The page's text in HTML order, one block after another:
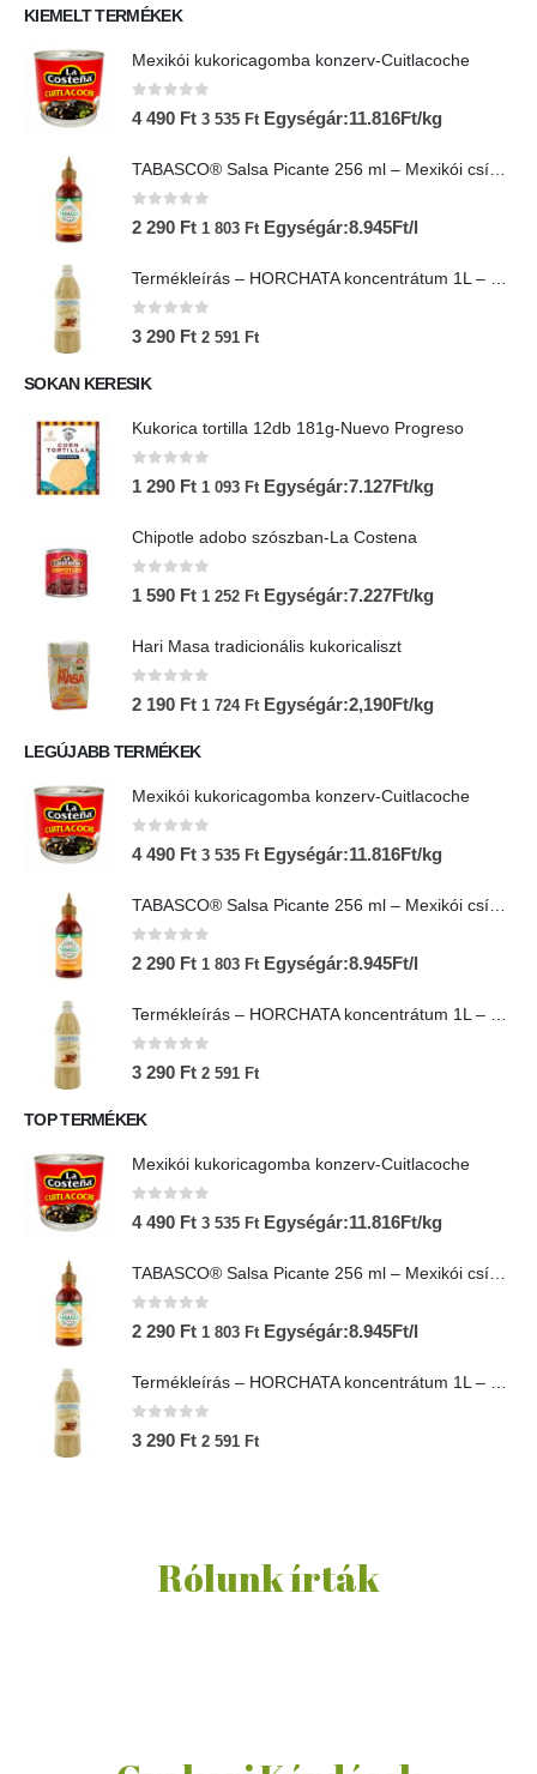
KIEMELT TERMÉKEK
Mexikói kukoricagomba konzerv-Cuitlacoche
0 az 5-ből
4 490 Ft 3 535 Ft Egységár:11.816Ft/kg
TABASCO® Salsa Picante 256 ml – Mexikói csípős salsa
0 az 5-ből
2 290 Ft 1 803 Ft Egységár:8.945Ft/l
Termékleírás – HORCHATA koncentrátum 1L – Lol-Tun
0 az 5-ből
3 290 Ft 2 591 Ft
SOKAN KERESIK
Kukorica tortilla 12db 181g-Nuevo Progreso
0 az 5-ből
1 290 Ft 1 093 Ft Egységár:7.127Ft/kg
Chipotle adobo szószban-La Costena
0 az 5-ből
1 590 Ft 1 252 Ft Egységár:7.227Ft/kg
Hari Masa tradicionális kukoricaliszt
0 az 5-ből
2 190 Ft 1 724 Ft Egységár:2,190Ft/kg
LEGÚJABB TERMÉKEK
Mexikói kukoricagomba konzerv-Cuitlacoche
0 az 5-ből
4 490 Ft 3 535 Ft Egységár:11.816Ft/kg
TABASCO® Salsa Picante 256 ml – Mexikói csípős salsa
0 az 5-ből
2 290 Ft 1 803 Ft Egységár:8.945Ft/l
Termékleírás – HORCHATA koncentrátum 1L – Lol-Tun
0 az 5-ből
3 290 Ft 2 591 Ft
TOP TERMÉKEK
Mexikói kukoricagomba konzerv-Cuitlacoche
0 az 5-ből
4 490 Ft 3 535 Ft Egységár:11.816Ft/kg
TABASCO® Salsa Picante 256 ml – Mexikói csípős salsa
0 az 5-ből
2 290 Ft 1 803 Ft Egységár:8.945Ft/l
Termékleírás – HORCHATA koncentrátum 1L – Lol-Tun
0 az 5-ből
3 290 Ft 2 591 Ft
Rólunk írták